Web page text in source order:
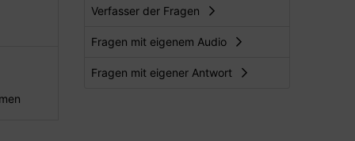
Verfasser der Fragen
Fragen mit eigenem Audio
Fragen mit eigener Antwort